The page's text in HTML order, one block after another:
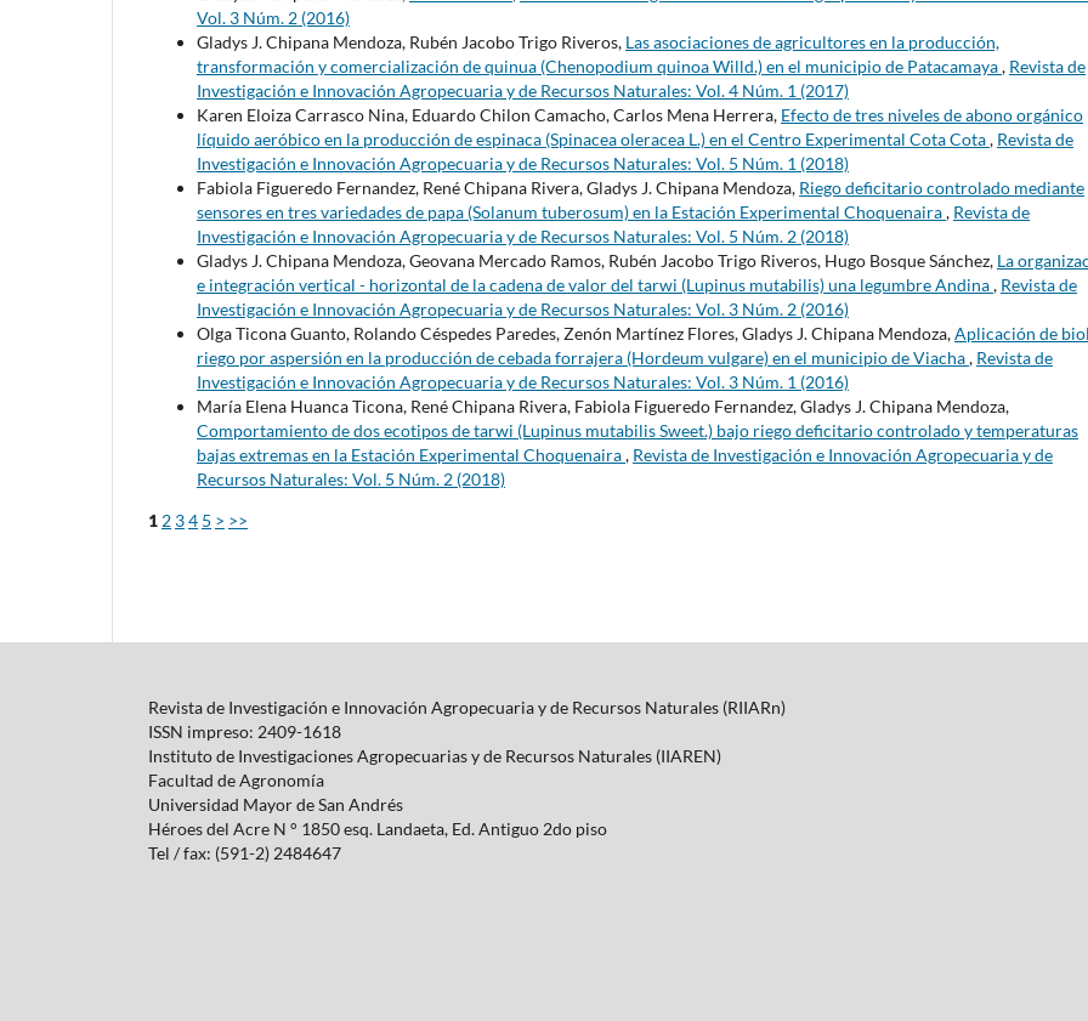
Vol. 3 Núm. 2 (2016)
Gladys J. Chipana Mendoza, Rubén Jacobo Trigo Riveros, Las asociaciones de agricultores en la producción,
transformación y comercialización de quinua (Chenopodium quinoa Willd.) en el municipio de Patacamaya, Revista de
Investigación e Innovación Agropecuaria y de Recursos Naturales: Vol. 4 Núm. 1 (2017)
Karen Eloiza Carrasco Nina, Eduardo Chilon Camacho, Carlos Mena Herrera, Efecto de tres niveles de abono orgánico
líquido aeróbico en la producción de espinaca (Spinacea oleracea L.) en el Centro Experimental Cota Cota, Revista de
Investigación e Innovación Agropecuaria y de Recursos Naturales: Vol. 5 Núm. 1 (2018)
Fabiola Figueredo Fernandez, René Chipana Rivera, Gladys J. Chipana Mendoza, Riego deficitario controlado mediante
sensores en tres variedades de papa (Solanum tuberosum) en la Estación Experimental Choquenaira, Revista de
Investigación e Innovación Agropecuaria y de Recursos Naturales: Vol. 5 Núm. 2 (2018)
Gladys J. Chipana Mendoza, Geovana Mercado Ramos, Rubén Jacobo Trigo Riveros, Hugo Bosque Sánchez, La
e integración vertical - horizontal de la cadena de valor del tarwi (Lupinus mutabilis) una legumbre Andina, Revista de
Investigación e Innovación Agropecuaria y de Recursos Naturales: Vol. 3 Núm. 2 (2016)
Olga Ticona Guanto, Rolando Céspedes Paredes, Zenón Martínez Flores, Gladys J. Chipana Mendoza,Aplicación de
riego por aspersión en la producción de cebada forrajera (Hordeum vulgare) en el municipio de Viacha, Revista de
Investigación e Innovación Agropecuaria y de Recursos Naturales: Vol. 3 Núm. 1 (2016)
María Elena Huanca Ticona, René Chipana Rivera, Fabiola Figueredo Fernandez, Gladys J. Chipana Mendoza,
Comportamiento de dos ecotipos de tarwi (Lupinus mutabilis Sweet.) bajo riego deficitario controlado y temperaturas
bajas extremas en la Estación Experimental Choquenaira, Revista de Investigación e Innovación Agropecuaria y de
Recursos Naturales: Vol. 5 Núm. 2 (2018)
1 2 34 5 > >>
Revista de Investigación e Innovación Agropecuaria y de Recursos Naturales (RIIARn)
ISSN impreso: 2409-1618
Instituto de Investigaciones Agropecuarias y de Recursos Naturales (IIAREN)
Facultad de Agronomía
Universidad Mayor de San Andrés
Héroes del Acre N ° 1850 esq. Landaeta, Ed.Antiguo 2do piso
Tel / fax: (591-2) 2484647